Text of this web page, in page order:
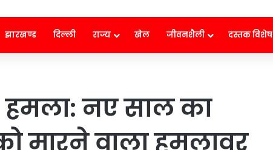
झारखण्ड दिल्ली राज्य खेल जीवनशैली दस्तक विशेष
नए साल का
मारने वाला हमलावर